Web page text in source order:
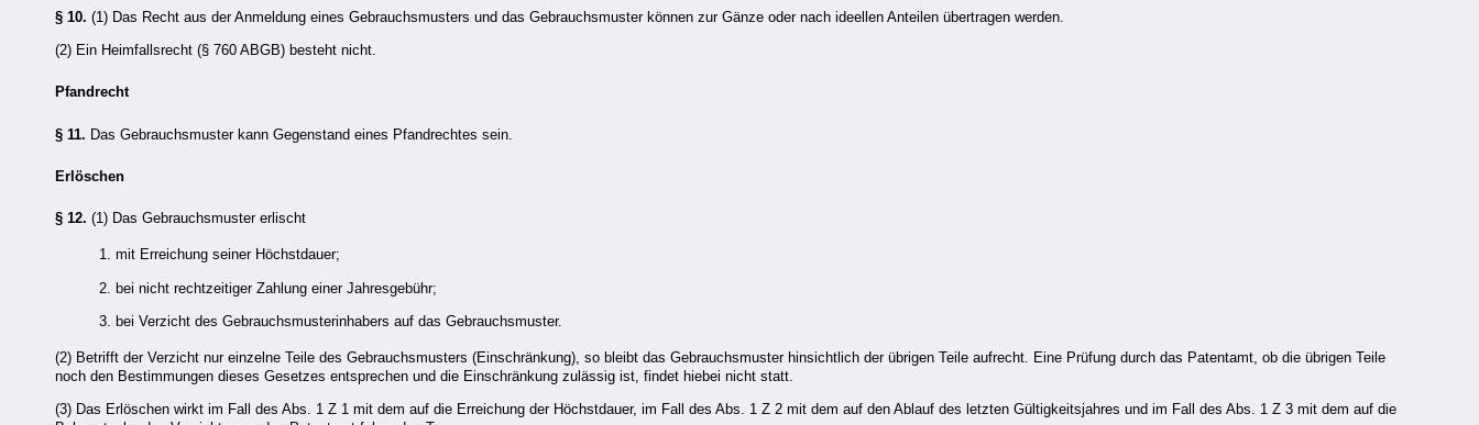
§ 10. (1) Das Recht aus der Anmeldung eines Gebrauchsmusters und das Gebrauchsmuster können zur Gänze oder nach ideellen Anteilen übertragen werden.
(2) Ein Heimfallsrecht (§ 760 ABGB) besteht nicht.
Pfandrecht
§ 11. Das Gebrauchsmuster kann Gegenstand eines Pfandrechtes sein.
Erlöschen
§ 12. (1) Das Gebrauchsmuster erlischt
1. mit Erreichung seiner Höchstdauer;
2. bei nicht rechtzeitiger Zahlung einer Jahresgebühr;
3. bei Verzicht des Gebrauchsmusterinhabers auf das Gebrauchsmuster.
(2) Betrifft der Verzicht nur einzelne Teile des Gebrauchsmusters (Einschränkung), so bleibt das Gebrauchsmuster hinsichtlich der übrigen Teile aufrecht. Eine Prüfung durch das Patentamt, ob die übrigen Teile
noch den Bestimmungen dieses Gesetzes entsprechen und die Einschränkung zulässig ist, findet hiebei nicht statt.
(3) Das Erlöschen wirkt im Fall des Abs. 1 Z 1 mit dem auf die Erreichung der Höchstdauer, im Fall des Abs. 1 Z 2 mit dem auf den Ablauf des letzten Gültigkeitsjahres und im Fall des Abs. 1 Z 3 mit dem auf die